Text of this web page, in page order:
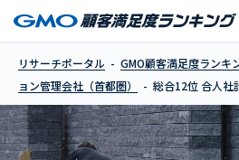
リサーチポータル GMO顧客満足度ランキ
ョン管理会社（首都圏）
総合12位 合人社